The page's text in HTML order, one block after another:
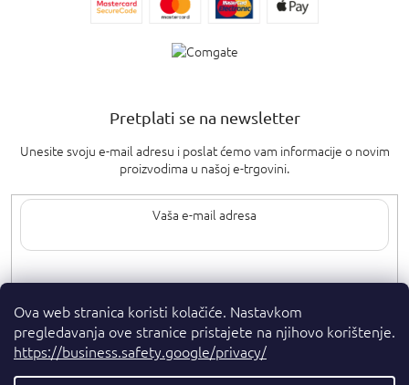
Ova web stranica koristi kolačiće. Nastavkom
pregledavanja ove stranice pristajete na njihovo korištenje.
https://business.safety.google/privacy/
Pretplati se na newsletter
Unesite svoju e-mail adresu i poslat ćemo vam informacije o novim
proizvodima u našoj e-trgovini.
Upisom svoje e-pošte pristajete nauvjete privatnosti.